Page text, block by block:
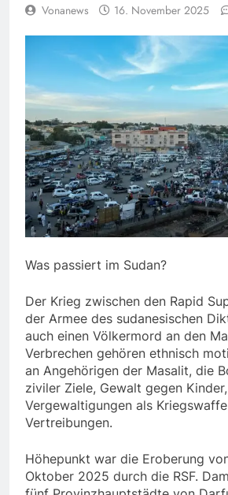
Vonanews 16. November 2025
Was passiert im Sudan?
Der Krieg zwischen den Rapid
der Armee des sudanesischen
auch einen Völkermord an den
Verbrechen gehören ethnisch
an Angehörigen der Masalit, die
ziviler Ziele, Gewalt gegen
Vergewaltigungen als
Vertreibungen.
Höhepunkt war die Eroberung
Oktober 2025 durch die RSF.